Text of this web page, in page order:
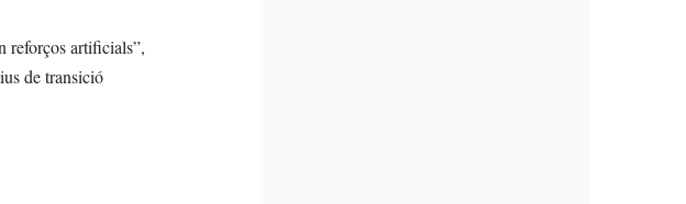
reforços artificials”,
de transició